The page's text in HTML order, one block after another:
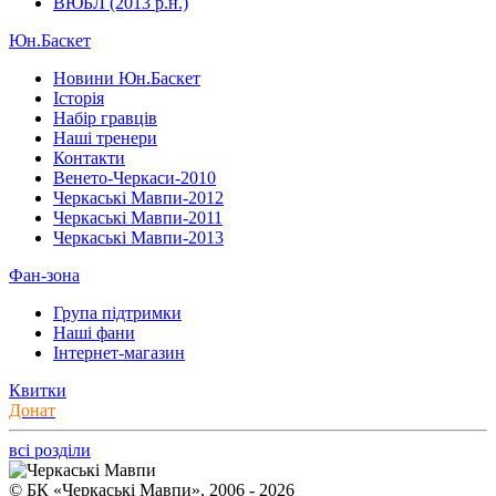
Юн.Баскет
Новини Юн.Баскет
Історія
Набір гравців
Наші тренери
Контакти
Венето-Черкаси-2010
Черкаські Мавпи-2012
Черкаські Мавпи-2011
Черкаські Мавпи-2013
Фан-зона
Група підтримки
Наші фани
Інтернет-магазин
Квитки
Донат
всі розділи
© БК «Черкаські Мавпи», 2006 - 2026